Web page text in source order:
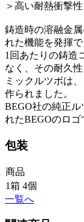
＞高い耐熱衝撃
鋳造時の溶融金
れた機能を発揮で
1回あたりの鋳造
なく、その耐久
ミックルツボは
作られました。
BEGO社の純正
れたBEGOのロゴ
包装
商品
1箱 4個
一覧へ